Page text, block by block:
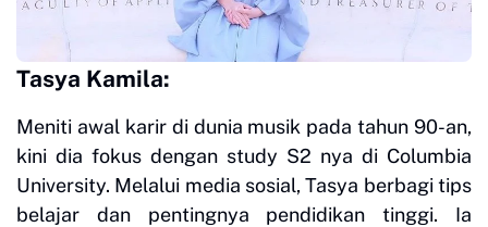
Tasya Kamila:
Meniti awal karir di dunia musik pada tahun 90-an,
kini dia fokus dengan study S2 nya di Columbia
University. Melalui media sosial, Tasya berbagi tips
belajar dan pentingnya pendidikan tinggi. Ia